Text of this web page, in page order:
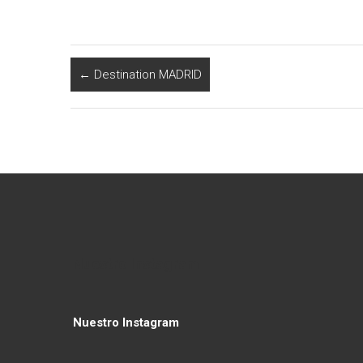
← Destination MADRID
Nuestro Instagram